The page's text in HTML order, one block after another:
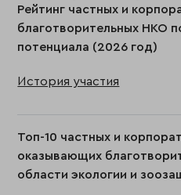
Рейтинг частных и
благотворительных НКО
потенциала (2026 год)
История участия
Топ-10 частных и
оказывающих
области экологии и